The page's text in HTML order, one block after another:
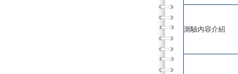
測驗內容介紹